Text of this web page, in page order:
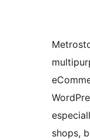
shops,